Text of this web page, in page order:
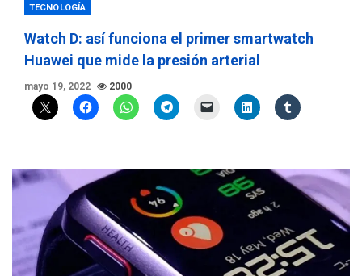
TECNOLOGÍA
Watch D: así funciona el primer smartwatch
Huawei que mide la presión arterial
mayo 19, 2022 2000